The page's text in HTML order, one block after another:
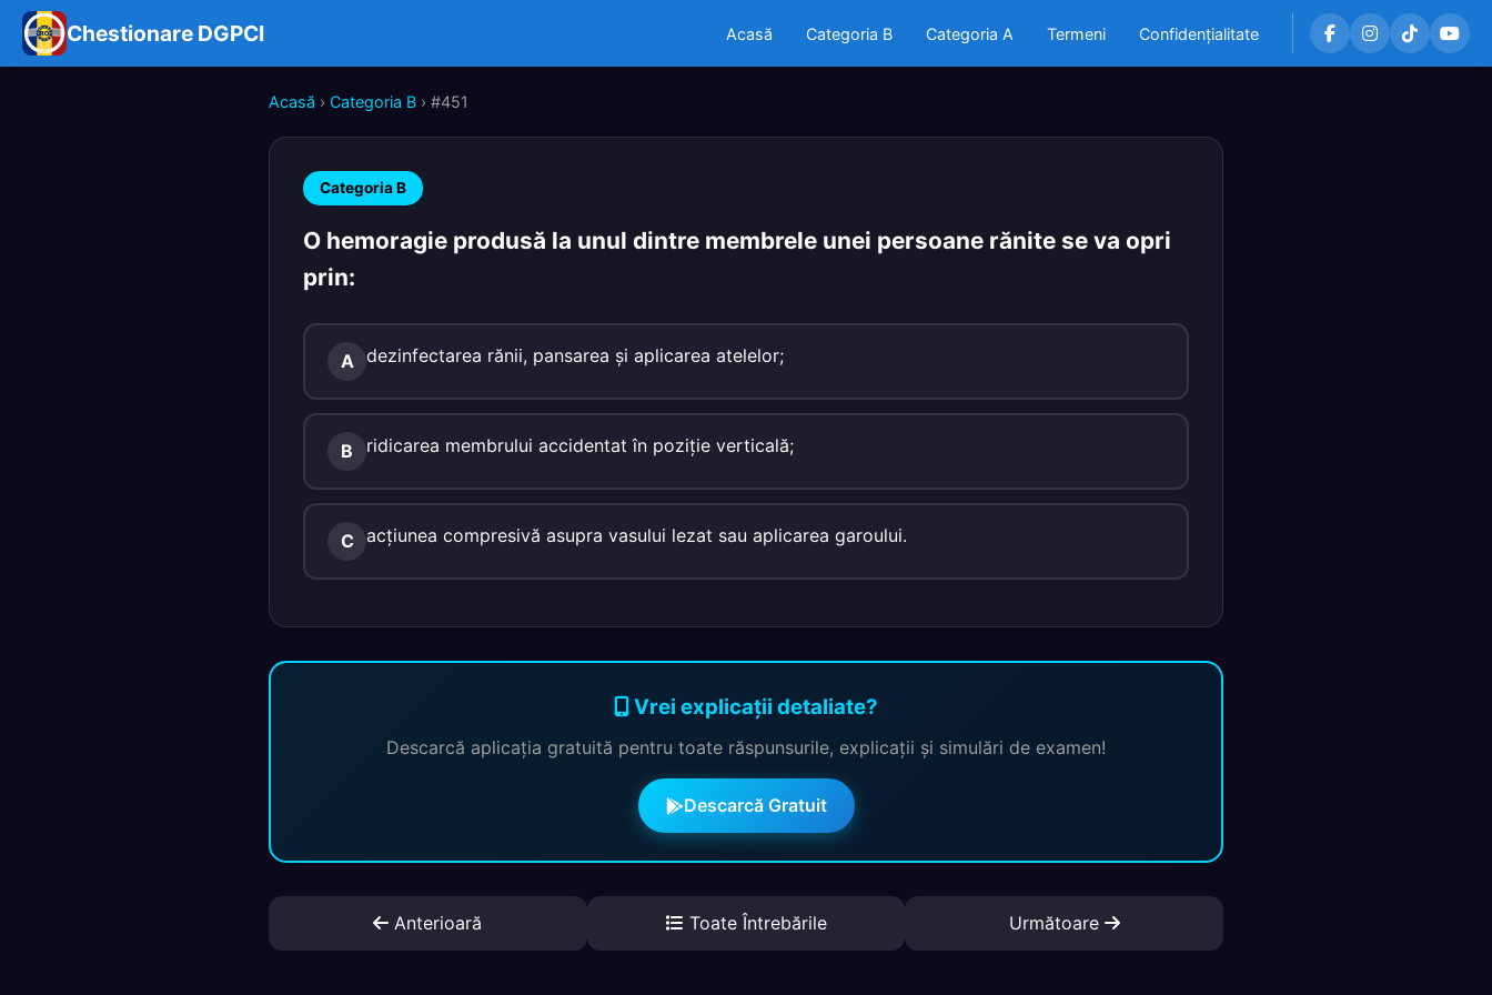
Chestionare DGPCI Acasă Categoria B Categoria A Termeni Confidențialitate
Acasă › Categoria B › #451
Categoria B
O hemoragie produsă la unul dintre membrele unei persoane rănite se va opri
prin:
A dezinfectarea rănii, pansarea şi aplicarea atelelor;
B ridicarea membrului accidentat în poziţie verticală;
C acţiunea compresivă asupra vasului lezat sau aplicarea garoului.
Vrei explicații detaliate?
Descarcă aplicația gratuită pentru toate răspunsurile, explicații și simulări de examen!
Descarcă Gratuit
Anterioară Toate Întrebările Următoare